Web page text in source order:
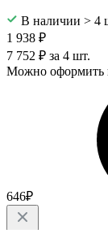
В наличии > 4
1 938 ₽
7 752 ₽ за 4 шт.
Можно оформить
646₽